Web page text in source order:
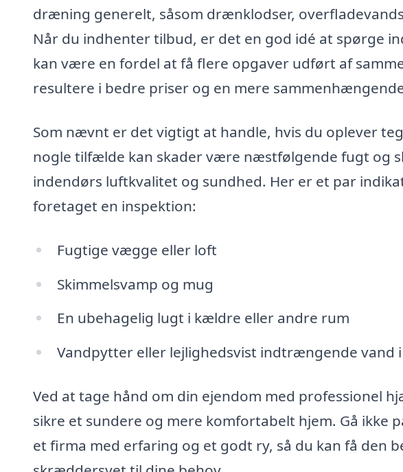
dræning generelt, såsom drænklodser,
Når du indhenter tilbud, er det en god idé at spørge
kan være en fordel at få flere opgaver udført af
resultere i bedre priser og en mere
Som nævnt er det vigtigt at handle, hvis du oplever
nogle tilfælde kan skader være næstfølgende fugt og
indendørs luftkvalitet og sundhed. Her er et par
foretaget en inspektion:
Fugtige vægge eller loft
Skimmelsvamp og mug
En ubehagelig lugt i kældre eller andre rum
Vandpytter eller lejlighedsvist indtrængende vand
Ved at tage hånd om din ejendom med professionel
sikre et sundere og mere komfortabelt hjem. Gå ikke
et firma med erfaring og et godt ry, så du kan få den